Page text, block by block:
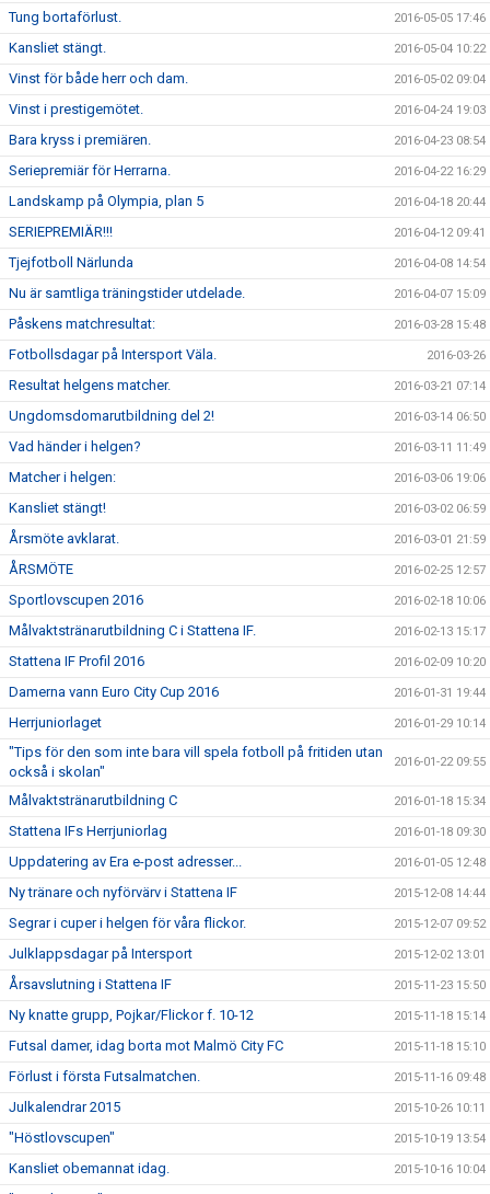
Tung bortaförlust. 2016-05-05 17:46
Kansliet stängt. 2016-05-04 10:22
Vinst för både herr och dam. 2016-05-02 09:04
Vinst i prestigemötet. 2016-04-24 19:03
Bara kryss i premiären. 2016-04-23 08:54
Seriepremiär för Herrarna. 2016-04-22 16:29
Landskamp på Olympia, plan 5 2016-04-18 20:44
SERIEPREMIÄR!!! 2016-04-12 09:41
Tjejfotboll Närlunda 2016-04-08 14:54
Nu är samtliga träningstider utdelade. 2016-04-07 15:09
Påskens matchresultat: 2016-03-28 15:48
Fotbollsdagar på Intersport Väla. 2016-03-26
Resultat helgens matcher. 2016-03-21 07:14
Ungdomsdomarutbildning del 2! 2016-03-14 06:50
Vad händer i helgen? 2016-03-11 11:49
Matcher i helgen: 2016-03-06 19:06
Kansliet stängt! 2016-03-02 06:59
Årsmöte avklarat. 2016-03-01 21:59
ÅRSMÖTE 2016-02-25 12:57
Sportlovscupen 2016 2016-02-18 10:06
Målvaktstränarutbildning C i Stattena IF. 2016-02-13 15:17
Stattena IF Profil 2016 2016-02-09 10:20
Damerna vann Euro City Cup 2016 2016-01-31 19:44
Herrjuniorlaget 2016-01-29 10:14
"Tips för den som inte bara vill spela fotboll på fritiden utan
också i skolan"
2016-01-22 09:55
Målvaktstränarutbildning C 2016-01-18 15:34
Stattena IFs Herrjuniorlag 2016-01-18 09:30
Uppdatering av Era e-post adresser... 2016-01-05 12:48
Ny tränare och nyförvärv i Stattena IF 2015-12-08 14:44
Segrar i cuper i helgen för våra flickor. 2015-12-07 09:52
Julklappsdagar på Intersport 2015-12-02 13:01
Årsavslutning i Stattena IF 2015-11-23 15:50
Ny knatte grupp, Pojkar/Flickor f. 10-12 2015-11-18 15:14
Futsal damer, idag borta mot Malmö City FC 2015-11-18 15:10
Förlust i första Futsalmatchen. 2015-11-16 09:48
Julkalendrar 2015 2015-10-26 10:11
"Höstlovscupen" 2015-10-19 13:54
Kansliet obemannat idag. 2015-10-16 10:04